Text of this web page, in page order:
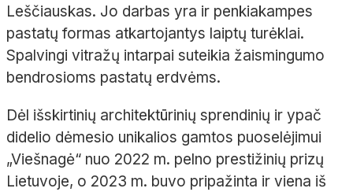
Leščiauskas. Jo darbas yra ir penkiakampes
pastatų formas atkartojantys laiptų turėklai.
Spalvingi vitražų intarpai suteikia žaismingumo
bendrosioms pastatų erdvėms.
Dėl išskirtinių architektūrinių sprendinių ir ypač
didelio dėmesio unikalios gamtos puoselėjimui
„Viešnagė“ nuo 2022 m. pelno prestižinių prizų
Lietuvoje, o 2023 m. buvo pripažinta ir viena iš